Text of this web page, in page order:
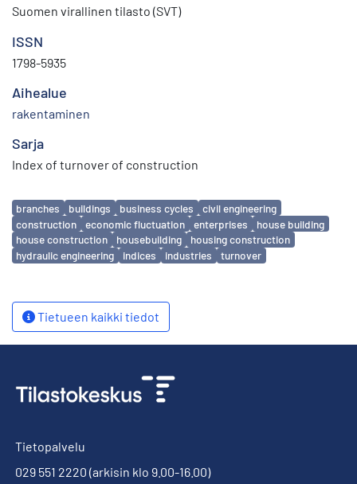
Suomen virallinen tilasto (SVT)
ISSN
1798-5935
Aihealue
rakentaminen
Sarja
Index of turnover of construction
Avainsanat
branches buildings business cycles
civil engineering
construction
economic fluctuation enterprises
house building
house construction
housebuilding
housing construction
hydraulic engineering
indices industries turnover
Tietueen kaikki tiedot
Tietopalvelu
029 551 2220 (arkisin klo 9.00-16.00)